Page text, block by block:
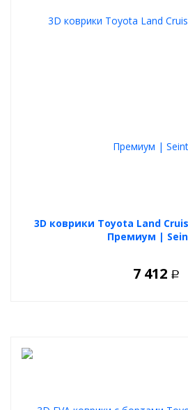
3D коврики Toyota Land
Премиум |
7 412 Р